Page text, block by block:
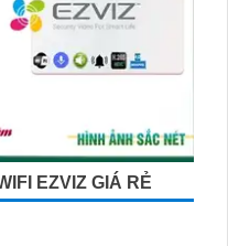
EZVIZ GIÁ RẺ